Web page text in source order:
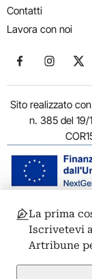
Contatti
Lavora con noi
Seguici su
Seguici
Sito realizzato
n. 385 del 19/
© 2011-2026
00186 Roma - P.I.
Privacy:
ARTRIBUNE srl –
La prima
Iscrivetevi
Artribune